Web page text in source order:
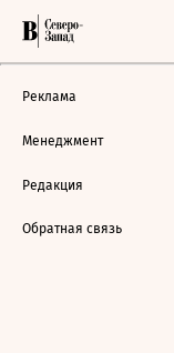
Реклама
Менеджмент
Редакция
Обратная связь